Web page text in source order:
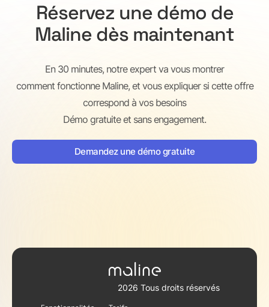
Réservez une démo de
Maline dès maintenant
En 30 minutes, notre expert va vous montrer
comment fonctionne Maline, et vous expliquer si cette offre
correspond à vos besoins
Démo gratuite et sans engagement.
Demandez une démo gratuite
2026 Tous droits réservés